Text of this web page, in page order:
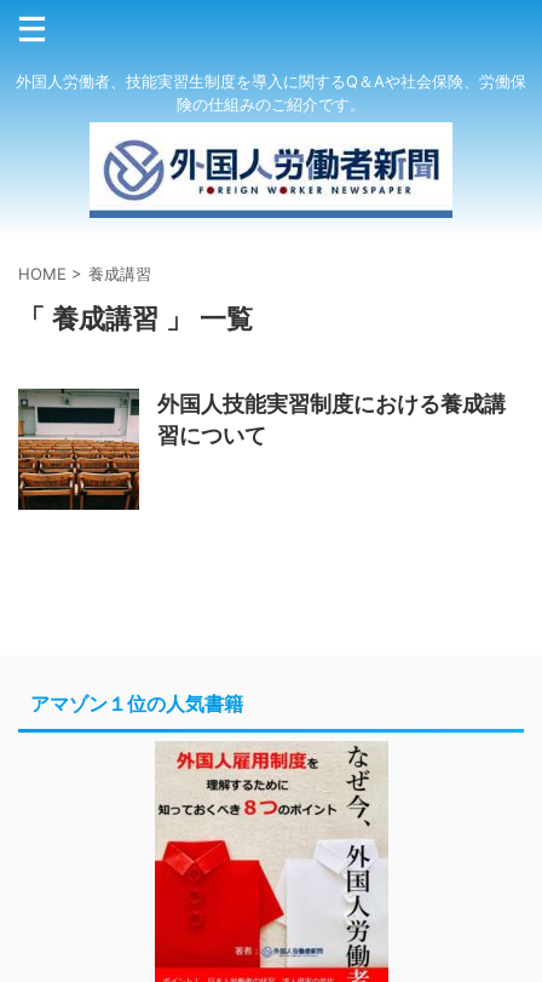
外国人労働者、技能実習生制度を導入に関するQ＆Aや社会保険、労働保
険の仕組みのご紹介です。
HOME > 養成講習
「 養成講習 」 一覧
外国人技能実習制度における養成講
習について
アマゾン１位の人気書籍